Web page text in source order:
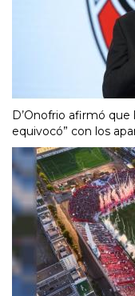
D’Onofrio afirmó que
equivocó” con los